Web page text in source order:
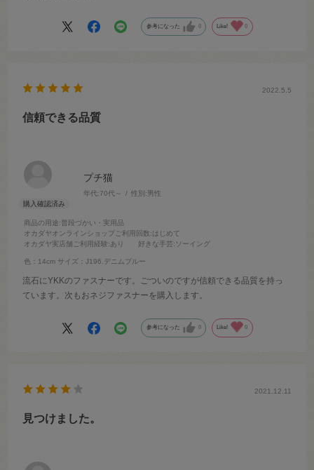
参考になった 0 Like! 0
プチ猫
年代:70代～ 性別:男性
商品の用途:普段づかい・実用品
オカダヤオンラインショップご利用回数:はじめて
オカダヤ実店舗ご利用経験:あり 好きな手芸:ソーイング
色：14cm サイズ：J196.デニムブルー
2022.5.5
信頼できる品質
流石にYKKのファスナーです。ごついのですが信頼できる品質を持っ
ています。次もおネジファスナーを購入します。
参考になった 0 Like! 0
2021.12.11
見つけました。